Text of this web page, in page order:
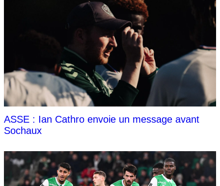
ASSE : Ian Cathro envoie un message avant
Sochaux